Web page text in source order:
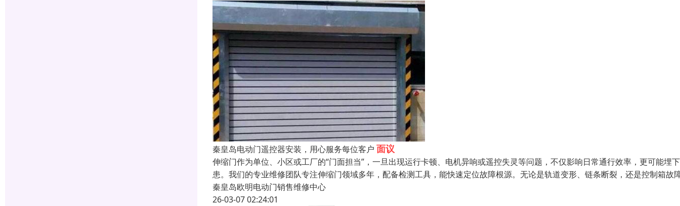
秦皇岛电动门遥控器安装，用心服务每位客户 面议
伸缩门作为单位、小区或工厂的“门面担当”，一旦出现运行卡顿、电机异响或遥控失灵等问题，不仅影响日常通行效率，更可能埋
患。我们的专业维修团队专注伸缩门领域多年，配备检测工具，能快速定位故障根源。无论是轨道变形、链条断裂，还是控制箱故
秦皇岛欧明电动门销售维修中心
26-03-07 02:24:01